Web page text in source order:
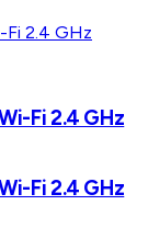
Fi 2.4 GHz
Fi 2.4 GHz